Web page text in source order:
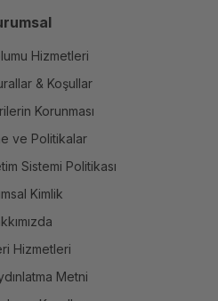
Hizmetleri
& Koşullar
Korunması
ve Politikalar
Sistemi Politikası
Kimlik
Hizmetleri
Metni